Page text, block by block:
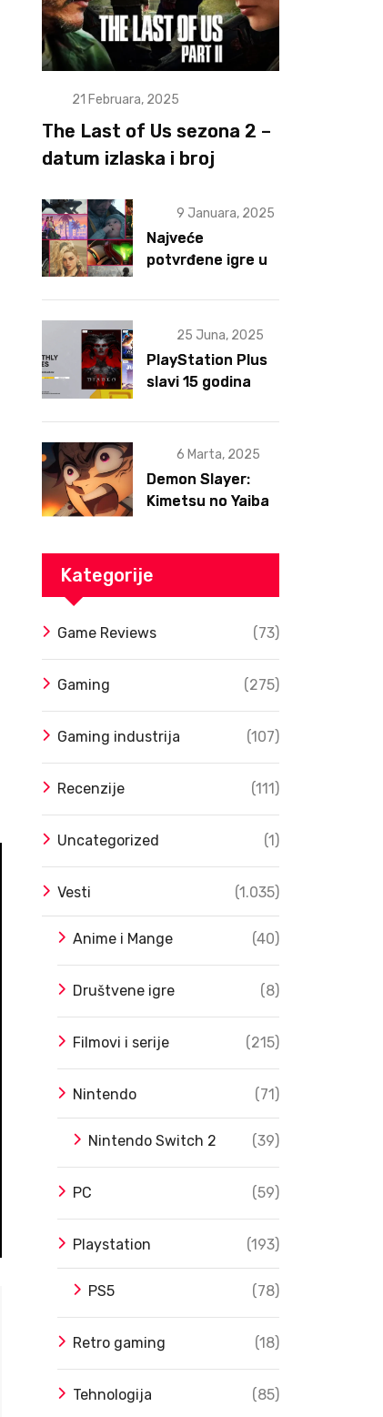
21 Februara, 2025
The Last of Us sezona 2 –
datum izlaska i broj
9 Januara, 2025
Najveće
potvrđene igre u
25 Juna, 2025
PlayStation Plus
slavi 15 godina
6 Marta, 2025
Demon Slayer:
Kimetsu no Yaiba
Kategorije
Game Reviews (73)
Gaming (275)
Gaming industrija (107)
Recenzije (111)
Uncategorized (1)
Vesti (1.035)
Anime i Mange (40)
Društvene igre (8)
Filmovi i serije (215)
Nintendo (71)
Nintendo Switch 2 (39)
PC (59)
Playstation (193)
PS5 (78)
Retro gaming (18)
Tehnologija (85)